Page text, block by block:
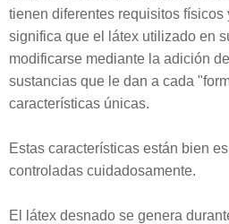
tienen diferentes requisitos físicos
significa que el látex utilizado en
modificarse mediante la adición
sustancias que le dan a cada
características únicas.
Estas características están bien
controladas cuidadosamente.
El látex desnado se genera